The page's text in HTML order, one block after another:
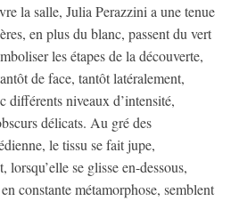
la salle, Julia Perazzini a une tenue
en plus du blanc, passent du vert
les étapes de la découverte,
de face, tantôt latéralement,
différents niveaux d’intensité,
délicats. Au gré des
le tissu se fait jupe,
se glisse en-dessous,
constante métamorphose, semblent